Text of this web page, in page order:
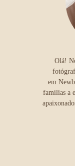
Olá!
em
famílias a